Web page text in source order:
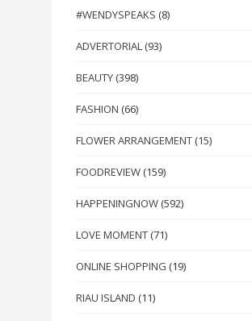
#WENDYSPEAKS (8)
ADVERTORIAL (93)
BEAUTY (398)
FASHION (66)
FLOWER ARRANGEMENT (15)
FOODREVIEW (159)
HAPPENINGNOW (592)
LOVE MOMENT (71)
ONLINE SHOPPING (19)
RIAU ISLAND (11)